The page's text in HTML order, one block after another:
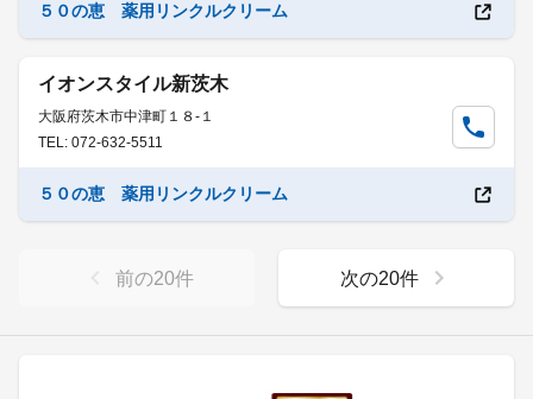
５０の恵 薬用リンクルクリーム
イオンスタイル新茨木
大阪府茨木市中津町１８-１
TEL: 072-632-5511
５０の恵 薬用リンクルクリーム
前の20件 次の20件